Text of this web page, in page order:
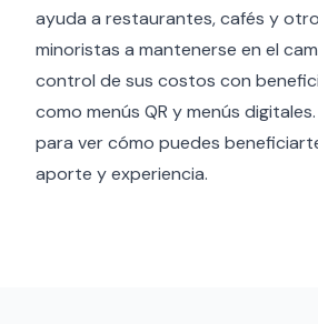
ayuda a restaurantes, cafés y
minoristas a mantenerse en el
control de sus costos con
como menús QR y menús
para ver cómo puedes
aporte y experiencia.